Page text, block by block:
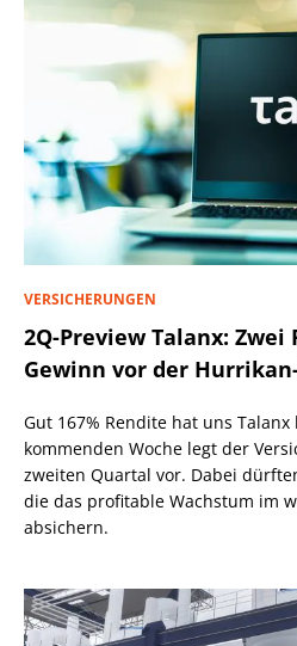
VERSICHERUNGEN
2Q-Preview Talanx:
Gewinn vor der
Gut 167% Rendite hat uns
kommenden Woche legt der
zweiten Quartal vor. Dabei
die das profitable Wachstum im
absichern.